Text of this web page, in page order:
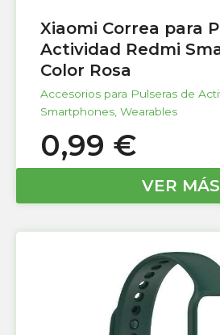
Xiaomi Correa para
Actividad Redmi
Color Rosa
Accesorios para Pulseras de
Smartphones Wearables
0,99 €
VER MÁS